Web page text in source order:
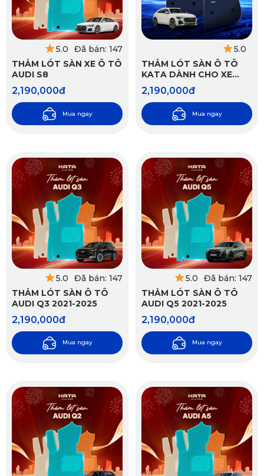
5.0
Đã bán: 147
THẢM LÓT SÀN XE Ô TÔ
AUDI S8
2,190,000đ
Mua ngay
5.0
THẢM LÓT SÀN Ô TÔ
KATA DÀNH CHO XE
AUDI Q8 2021-2026
2,190,000đ
Mua ngay
5.0
Đã bán: 147
THẢM LÓT SÀN Ô TÔ
AUDI Q3 2021-2025
2,190,000đ
Mua ngay
5.0
Đã bán: 147
THẢM LÓT SÀN Ô TÔ
AUDI Q5 2021-2025
2,190,000đ
Mua ngay